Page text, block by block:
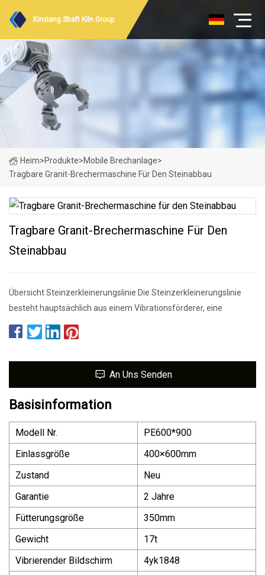
Xinxiang Shaft Kiln Group
Heim>Produkte>Mobile Brechanlage>
Tragbare Granit-Brechermaschine Für Den Steinabbau
Tragbare Granit-Brechermaschine Für Den
Steinabbau
Übersicht Steinzerkleinerungslinie Die Steinzerkleinerungslinie
besteht hauptsächlich aus einem Vibrationsförderer, eine
An Uns Senden
Basisinformation
Modell Nr.
PE600*900
Einlassgröße
400×600mm
Zustand
Neu
Garantie
2 Jahre
Fütterungsgröße
350mm
Gewicht
17t
Vibrierender Bildschirm
4yk1848